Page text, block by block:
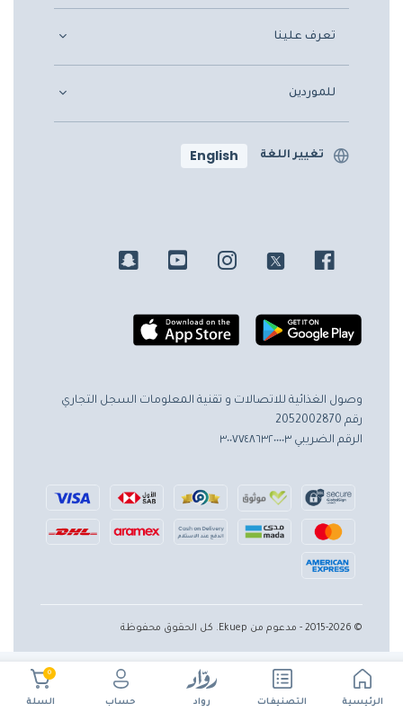
الرئيسية التصنيفات رواد حساب
0
السلة
تعرف علينا
للموردين
تغيير اللغة English
وصول الغذائية للاتصالات و تقنية المعلومات السجل التجاري
رقم 2052002870
الرقم الضريبي ٣٠٠٧٧٤٨٦٣٢٠٠٠٠٣
© 2015-2026 - مدعوم من Ekuep. كل الحقوق محفوظة